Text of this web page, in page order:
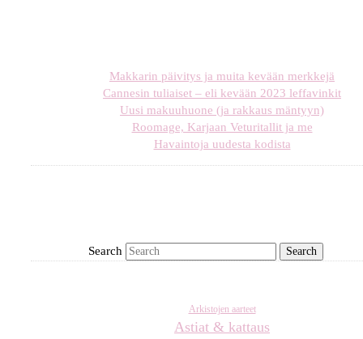
Makkarin päivitys ja muita kevään merkkejä
Cannesin tuliaiset – eli kevään 2023 leffavinkit
Uusi makuuhuone (ja rakkaus mäntyyn)
Roomage, Karjaan Veturitallit ja me
Havaintoja uudesta kodista
Search
Arkistojen aarteet
Astiat & kattaus